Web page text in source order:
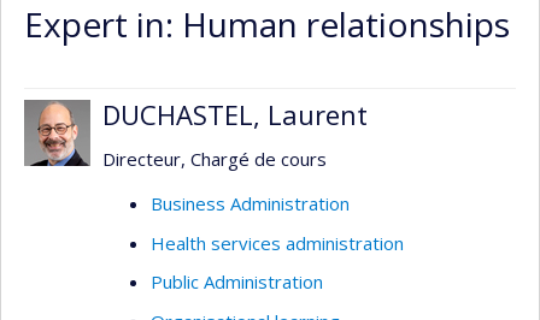
Expert in: Human relationships
DUCHASTEL, Laurent
Directeur, Chargé de cours
Business Administration
Health services administration
Public Administration